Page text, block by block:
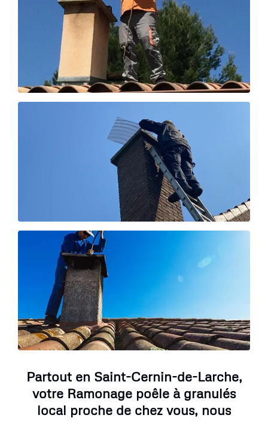
Partout en Saint-Cernin-de-Larche,
votre Ramonage poêle à granulés
local proche de chez vous, nous